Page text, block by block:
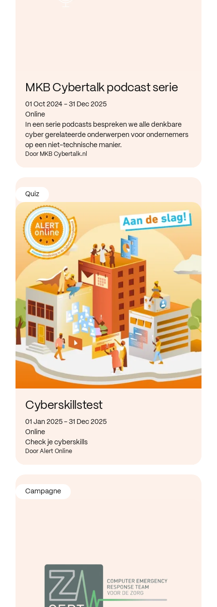
MKB Cybertalk podcast serie
01 Oct 2024 - 31 Dec 2025
Online
In een serie podcasts bespreken we alle denkbare
cyber gerelateerde onderwerpen voor ondernemers
op een niet-technische manier.
Door MKB Cybertalk.nl
Cyberskillstest
01 Jan 2025 - 31 Dec 2025
Online
Check je cyberskills
Door Alert Online
Quiz
Campagne